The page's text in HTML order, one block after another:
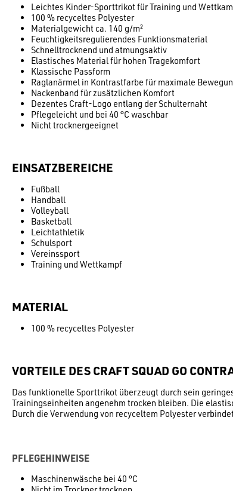
Leichtes Kinder-Sporttrikot für Training und
100 % recyceltes Polyester
Materialgewicht ca. 140 g/m²
Feuchtigkeitsregulierendes Funktionsmaterial
Schnelltrocknend und atmungsaktiv
Elastisches Material für hohen Tragekomfort
Klassische Passform
Raglanärmel in Kontrastfarbe für maximale
Nackenband für zusätzlichen Komfort
Dezentes Craft-Logo entlang der Schulternaht
Pflegeleicht und bei 40 °C waschbar
Nicht trocknergeeignet
EINSATZBEREICHE
Fußball
Handball
Volleyball
Basketball
Leichtathletik
Schulsport
Vereinssport
Training und Wettkampf
MATERIAL
100 % recyceltes Polyester
VORTEILE DES CRAFT SQUAD GO
Das funktionelle Sporttrikot überzeugt durch sein
Trainingseinheiten angenehm trocken bleiben. Die
Durch die Verwendung von recyceltem Polyester
PFLEGEHINWEISE
Maschinenwäsche bei 40 °C